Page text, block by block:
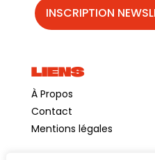
LIENS
À Propos
Contact
Mentions légales